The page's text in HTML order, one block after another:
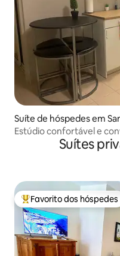
Suíte de hóspedes em
Estúdio confortável e
estacionamento
Suítes
Favoritos dos hóspedes
Favorito dos hóspedes